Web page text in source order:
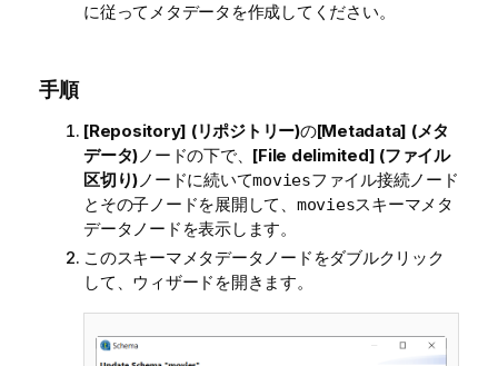
に従ってメタデータを作成してください。
手順
[Repository] (リポジトリー)の[Metadata] (メタ
データ)ノードの下で、 [File delimited] (ファイル
区切り)ノードに続いてmoviesファイル接続ノード
とその子ノードを展開して、 moviesスキーマメタ
データノードを表示します。
このスキーマメタデータノードをダブルクリック
して、ウィザードを開きます。